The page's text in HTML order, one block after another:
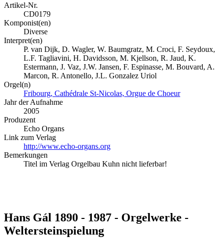
Artikel-Nr.
CD0179
Komponist(en)
Diverse
Interpret(en)
P. van Dijk, D. Wagler, W. Baumgratz, M. Croci, F. Seydoux,
L.F. Tagliavini, H. Davidsson, M. Kjellson, R. Jaud, K.
Estermann, J. Vaz, J.W. Jansen, F. Espinasse, M. Bouvard, A.
Marcon, R. Antonello, J.L. Gonzalez Uriol
Orgel(n)
Fribourg, Cathédrale St-Nicolas, Orgue de Choeur
Jahr der Aufnahme
2005
Produzent
Echo Organs
Link zum Verlag
http://www.echo-organs.org
Bemerkungen
Titel im Verlag Orgelbau Kuhn nicht lieferbar!
Hans Gál 1890 - 1987 - Orgelwerke -
Weltersteinspielung